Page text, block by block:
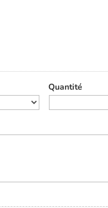
Quantité